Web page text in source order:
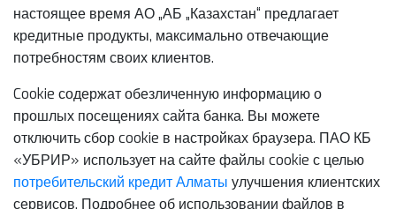
настоящее время АО „АБ „Казахстан“ предлагает
кредитные продукты, максимально отвечающие
потребностям своих клиентов.
Cookie содержат обезличенную информацию о
прошлых посещениях сайта банка. Вы можете
отключить сбор cookie в настройках браузера. ПАО КБ
«УБРИР» использует на сайте файлы cookie с целью
потребительский кредит Алматы улучшения клиентских
сервисов. Подробнее об использовании файлов в